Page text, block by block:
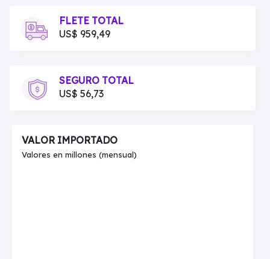
FLETE TOTAL
US$ 959,49
SEGURO TOTAL
US$ 56,73
VALOR IMPORTADO
Valores en millones (mensual)